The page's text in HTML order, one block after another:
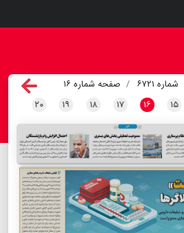
شماره ۶۷۲۱
صفحه شماره ۱۶
۱۵ ۱۶ ۱۷ ۱۸ ۱۹ ۲۰